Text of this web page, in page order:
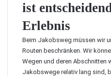
ist
Erlebnis
Beim Jakobsweg müssen wir
Routen beschränken. Wir
Wegen und deren Abschnitten
Jakobswege relativ lang sind,